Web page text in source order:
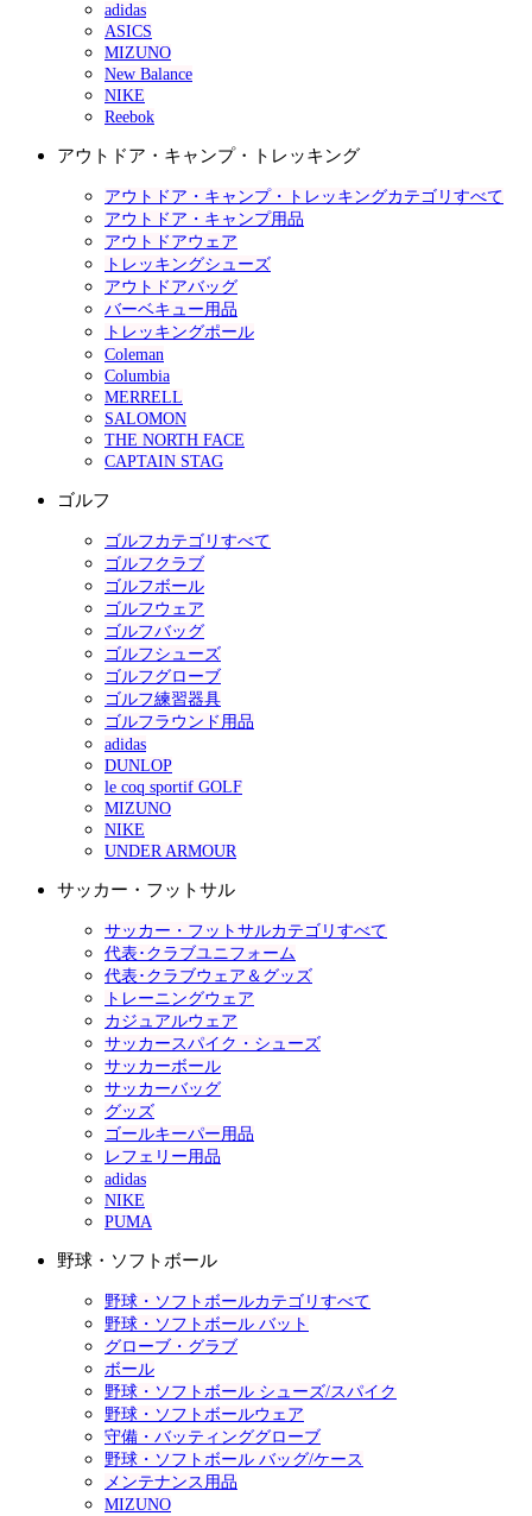
adidas
ASICS
MIZUNO
New Balance
NIKE
Reebok
アウトドア・キャンプ・トレッキング
アウトドア・キャンプ・トレッキングカテゴリすべて
アウトドア・キャンプ用品
アウトドアウェア
トレッキングシューズ
アウトドアバッグ
バーベキュー用品
トレッキングポール
Coleman
Columbia
MERRELL
SALOMON
THE NORTH FACE
CAPTAIN STAG
ゴルフ
ゴルフカテゴリすべて
ゴルフクラブ
ゴルフボール
ゴルフウェア
ゴルフバッグ
ゴルフシューズ
ゴルフグローブ
ゴルフ練習器具
ゴルフラウンド用品
adidas
DUNLOP
le coq sportif GOLF
MIZUNO
NIKE
UNDER ARMOUR
サッカー・フットサル
サッカー・フットサルカテゴリすべて
代表･クラブユニフォーム
代表･クラブウェア＆グッズ
トレーニングウェア
カジュアルウェア
サッカースパイク・シューズ
サッカーボール
サッカーバッグ
グッズ
ゴールキーパー用品
レフェリー用品
adidas
NIKE
PUMA
野球・ソフトボール
野球・ソフトボールカテゴリすべて
野球・ソフトボール バット
グローブ・グラブ
ボール
野球・ソフトボール シューズ/スパイク
野球・ソフトボールウェア
守備・バッティンググローブ
野球・ソフトボール バッグ/ケース
メンテナンス用品
MIZUNO